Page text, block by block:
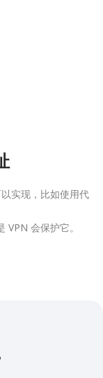
实现，比如使用代
会保护它。